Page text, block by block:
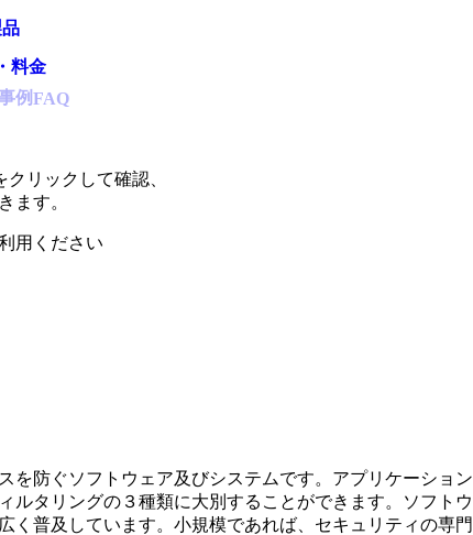
料金
例FAQ
リックして確認、
ます。
用ください
を防ぐソフトウェア及びシステムです。アプリケーション
ルタリングの３種類に大別することができます。ソフトウ
く普及しています。小規模であれば、セキュリティの専門